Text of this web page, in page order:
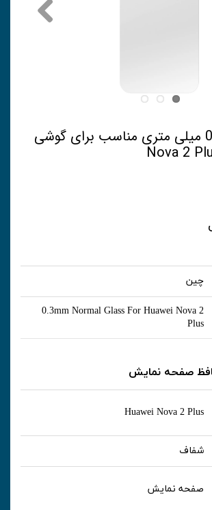
گلس معمولی 0.3 میلی متری مناسب برای گوشی
چین
0.3mm Normal Glass For Huawei Nova 2
Plus
صفحه نمایش
Huawei Nova 2 Plus
شفاف
صفحه نمایش